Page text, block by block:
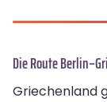
Die Route
Griechenland